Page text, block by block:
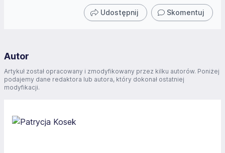
Udostępnij Skomentuj
Autor
Artykuł został opracowany i zmodyfikowany przez kilku autorów. Poniżej
podajemy dane redaktora lub autora, który dokonał ostatniej
modyfikacji.